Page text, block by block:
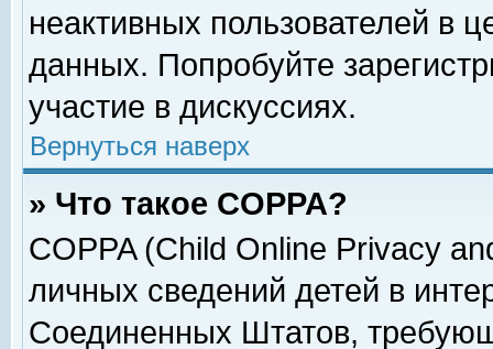
неактивных пользователей в
данных. Попробуйте
участие в дискуссиях.
Вернуться наверх
» Что такое COPPA?
COPPA (Child Online Privacy
личных сведений детей в
Соединенных Штатов,